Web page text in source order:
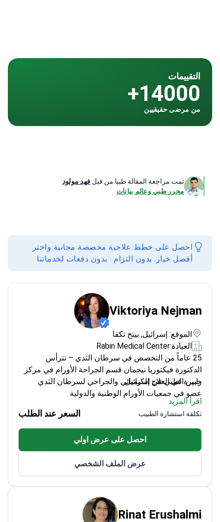
تمت مراجعة المقالة طبيا من قبل فهد مولود
محرر طبي وعالم بيانات
التقييمات
14000+
من مرضى حقيقيين
احصل على خطط علاجية مخصصة مجانية واختر
أفضل خيار. بدون التزام · بدون دفعات لخدماتنا
Viktoriya Nejman
الموقع: إسرائيل, بيتح تكفا
العيادة:Rabin Medical Center
25 عاماً من التخصص في سرطان الثدي – تترأس
الدكتورة فيكتوريا نيجمان قسم الجراحة الأورام في مركز
رابين الطبي في إسرائيل.
خبيرة في العلاج الكيميائي والجراحي لسرطان الثدي
عضو في جمعيات الأورام الوطنية والدولية
قيادة الدراسات السريرية في أورام المسالك البولية
مدعوة بشكل متكرر كمتحدثة في المنتديات الدولية
للأورام
اقرأ المزيد
تكلفة استشارة الطبيب السعر عند الطلب
احصل على عرض اولي
عرض الملف الشخصي
Rinat Erushalmi